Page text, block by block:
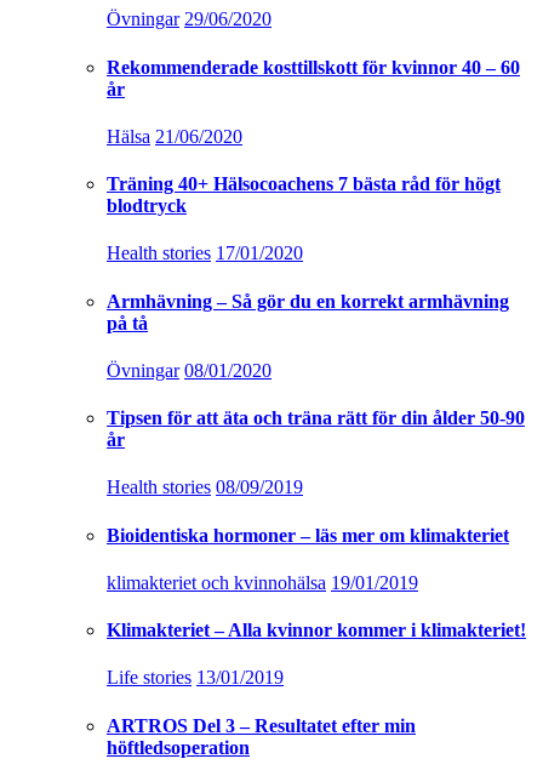
Övningar 29/06/2020
Rekommenderade kosttillskott för kvinnor 40 – 60
år
Hälsa 21/06/2020
Träning 40+ Hälsocoachens 7 bästa råd för högt
blodtryck
Health stories 17/01/2020
Armhävning – Så gör du en korrekt armhävning
på tå
Övningar 08/01/2020
Tipsen för att äta och träna rätt för din ålder 50-90
år
Health stories 08/09/2019
Bioidentiska hormoner – läs mer om klimakteriet
klimakteriet och kvinnohälsa 19/01/2019
Klimakteriet – Alla kvinnor kommer i klimakteriet!
Life stories 13/01/2019
ARTROS Del 3 – Resultatet efter min
höftledsoperation